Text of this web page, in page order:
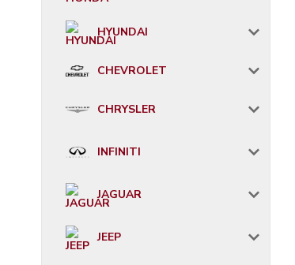
HYUNDAI
CHEVROLET
CHRYSLER
INFINITI
JAGUAR
JEEP